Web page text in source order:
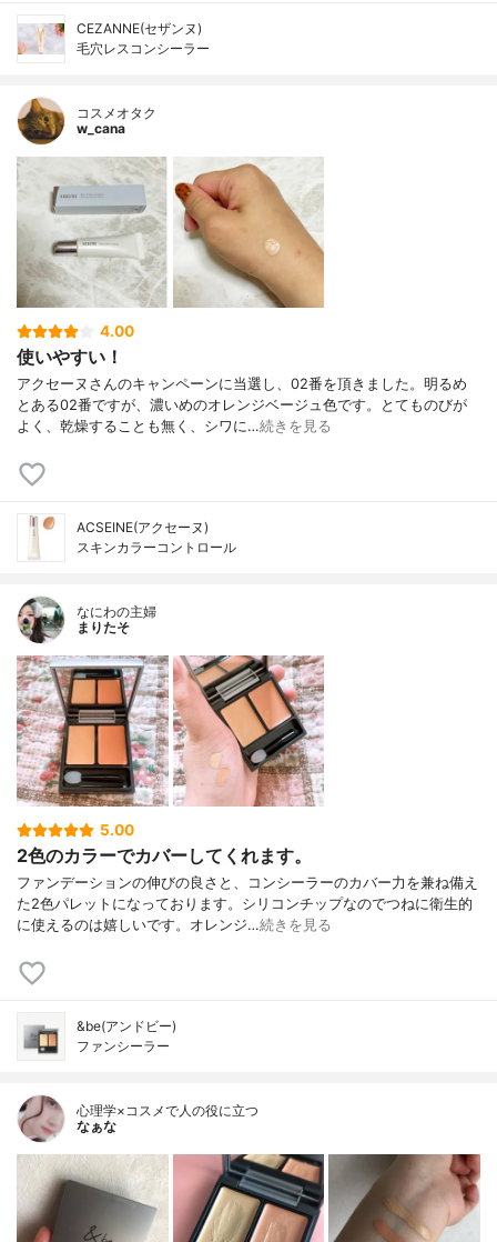
CEZANNE(セザンヌ)
毛穴レスコンシーラー
コスメオタク
w_cana
4.00
使いやすい！
アクセーヌさんのキャンペーンに当選し、02番を頂きました。明るめ
とある02番ですが、濃いめのオレンジベージュ色です。とてものびが
よく、乾燥することも無く、シワに…続きを見る
ACSEINE(アクセーヌ)
スキンカラーコントロール
なにわの主婦
まりたそ
5.00
2色のカラーでカバーしてくれます。
ファンデーションの伸びの良さと、コンシーラーのカバー力を兼ね備え
た2色パレットになっております。シリコンチップなのでつねに衛生的
に使えるのは嬉しいです。オレンジ…続きを見る
&be(アンドビー)
ファンシーラー
心理学×コスメで人の役に立つ
なぁな